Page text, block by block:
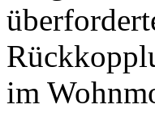
im